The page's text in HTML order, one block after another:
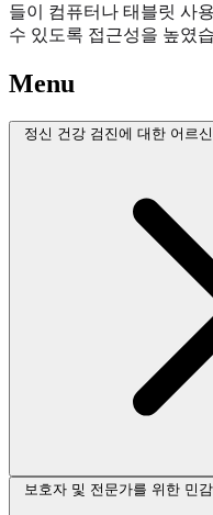
들이 컴퓨터나 태블릿 사
수 있도록 접근성을 높였
Menu
정신 건강 검진에 대한 어르
보호자 및 전문가를 위한 민